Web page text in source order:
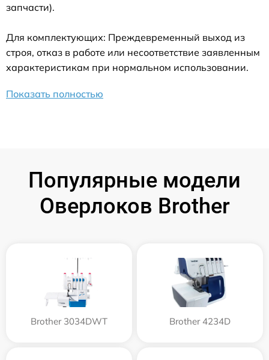
запчасти).
Для комплектующих: Преждевременный выход из
строя, отказ в работе или несоответствие заявленным
характеристикам при нормальном использовании.
Показать полностью
Популярные модели
Оверлоков Brother
Brother 3034DWT Brother 4234D